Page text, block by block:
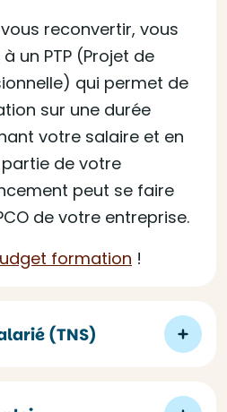
reconvertir, vous
un PTP (Projet de
qui permet de
sur une durée
votre salaire et en
de votre
peut se faire
de votre entreprise.
formation !
(TNS)